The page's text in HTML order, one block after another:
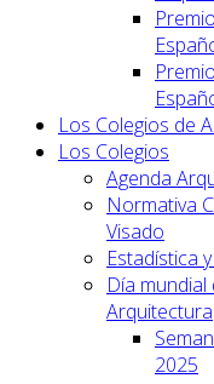
Los Colegios de
Los Colegios
Agenda
Normativa
Visado
Estadística
Día mundial
Arquitectura
2025